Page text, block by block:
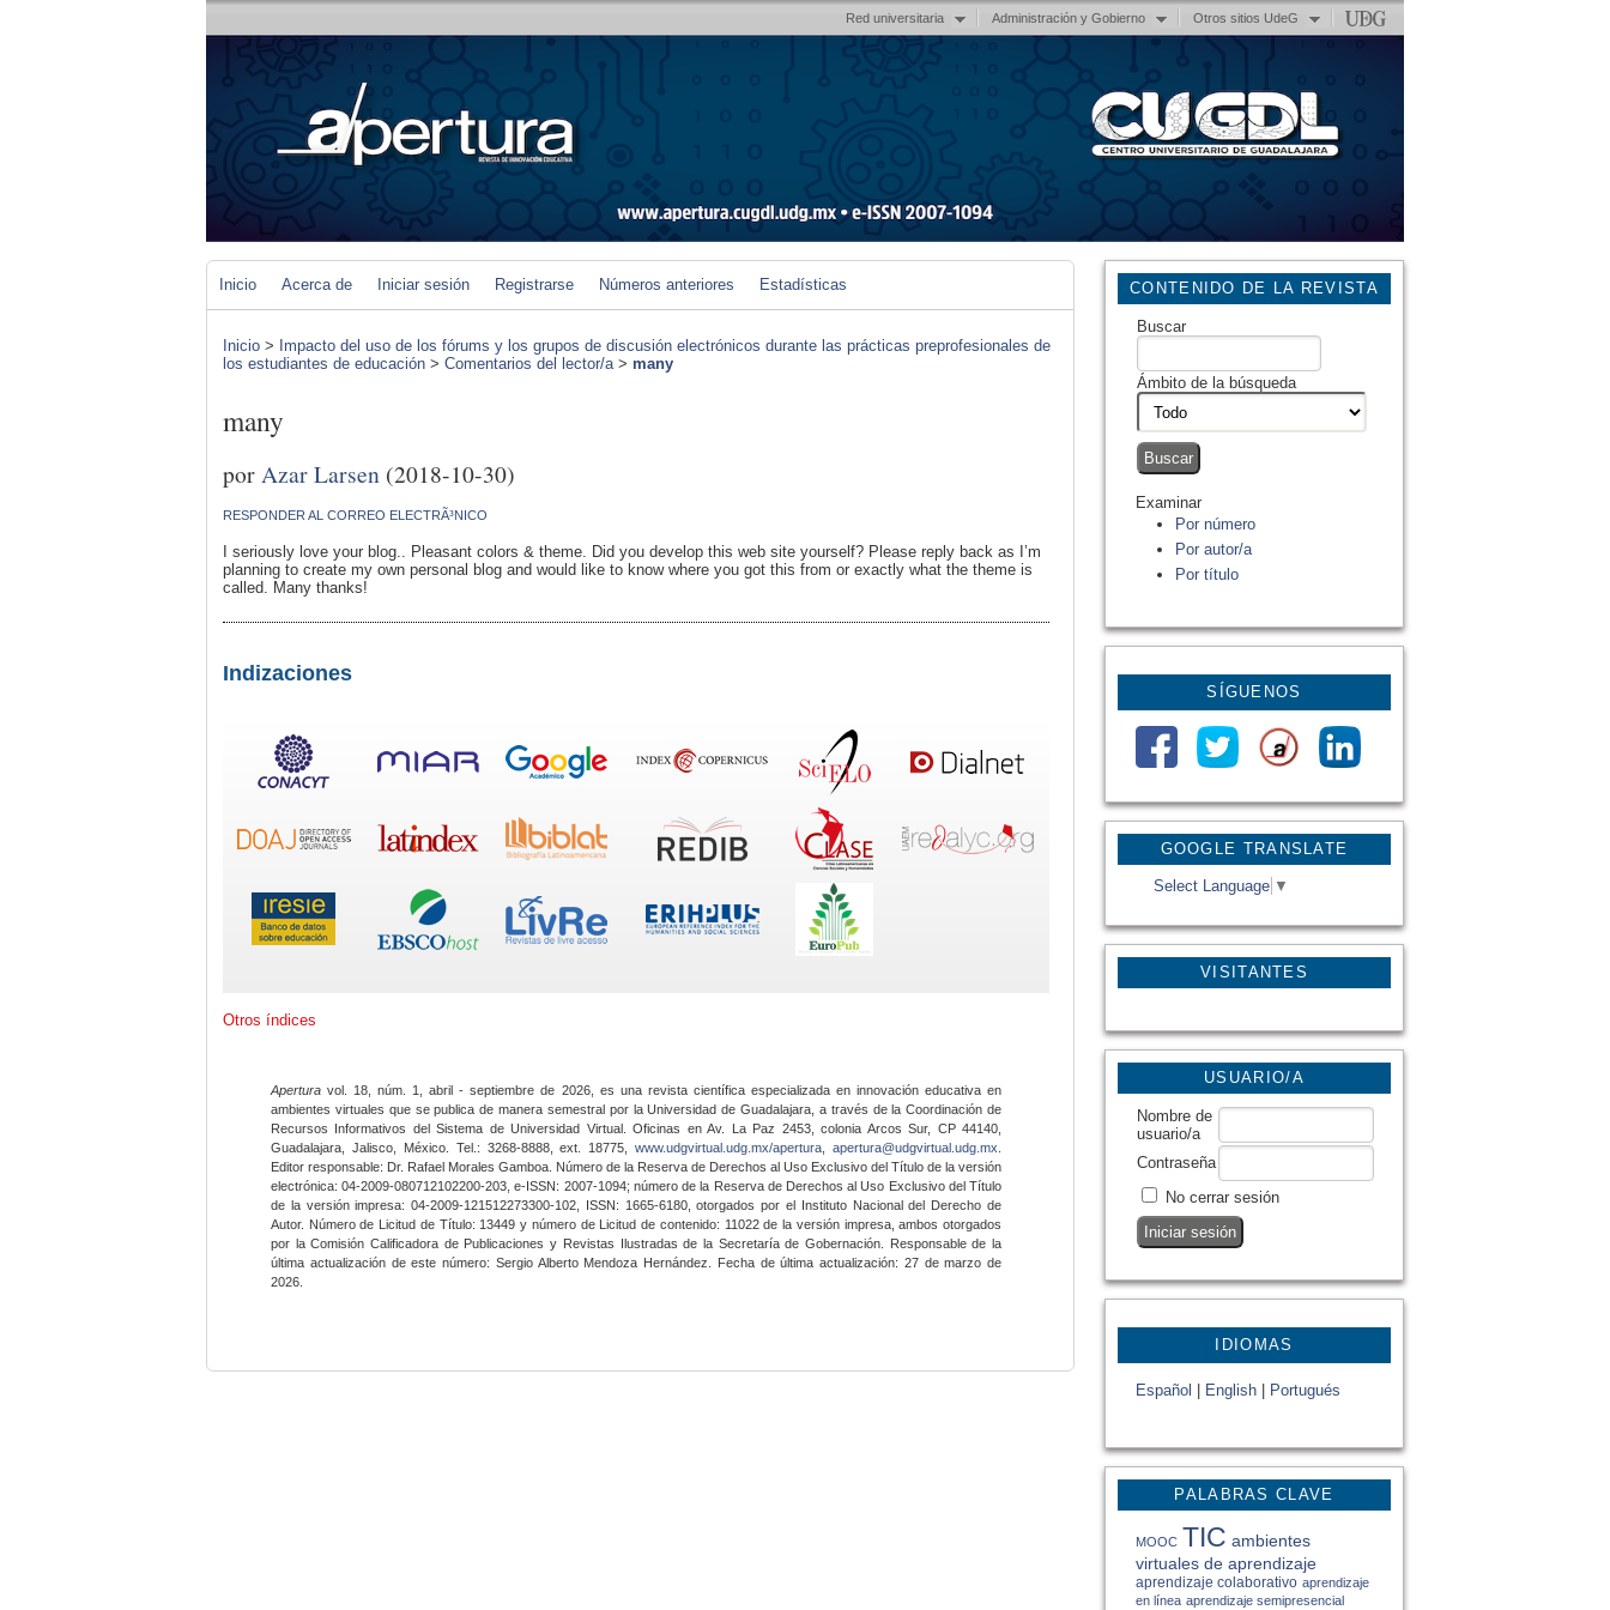
Red universitaria Administración y Gobierno Otros sitios UdeG
GOOGLE TRANSLATE
Select Language ▼
VISITANTES
CONTENIDO DE LA REVISTA
Buscar
Ámbito de la búsqueda
Examinar
Por número
Por autor/a
Por título
SÍGUENOS
USUARIO/A
Nombre de
usuario/a
Contraseña
No cerrar sesión
IDIOMAS
Español English Portugués
PALABRAS CLAVE
MOOC TIC ambientes
virtuales de aprendizaje
aprendizaje colaborativo aprendizaje
en línea aprendizaje semipresencial
Inicio Acerca de Iniciar sesión Registrarse Números anteriores Estadísticas
Inicio > Impacto del uso de los fórums y los grupos de discusión electrónicos durante las prácticas preprofesionales de
los estudiantes de educación > Comentarios del lector/a> many
many
por Azar Larsen (2018-10-30)
RESPONDER AL CORREO ELECTRÃ³NICO
I seriously love your blog.. Pleasant colors & theme. Did you develop this web site yourself? Please reply back as I’m
planning to create my own personal blog and would like to know where you got this from or exactly what the theme is
called. Many thanks!
Indizaciones
Otros índices
Apertura vol. 18, núm. 1, abril - septiembre de 2026, es una revista científica especializada en innovación educativa en
ambientes virtuales que se publica de manera semestral por la Universidad de Guadalajara, a través de la Coordinación de
Recursos Informativos del Sistema de Universidad Virtual. Oficinas en Av. La Paz 2453, colonia Arcos Sur, CP 44140,
Guadalajara, Jalisco, México. Tel.: 3268-8888, ext. 18775,www.udgvirtual.udg.mx/apertura apertura@udgvirtual.udg.mx
Editor responsable: Dr. Rafael Morales Gamboa. Número de la Reserva de Derechos al Uso Exclusivo del Título de la versión
electrónica: 04-2009-080712102200-203, e-ISSN: 2007-1094; número de la Reserva de Derechos al Uso Exclusivo del Título
de la versión impresa: 04-2009-121512273300-102, ISSN: 1665-6180, otorgados por el Instituto Nacional del Derecho de
Autor. Número de Licitud de Título: 13449 y número de Licitud de contenido: 11022 de la versión impresa, ambos otorgados
por la Comisión Calificadora de Publicaciones y Revistas Ilustradas de la Secretaría de Gobernación. Responsable de la
última actualización de este número: Sergio Alberto Mendoza Hernández. Fecha de última actualización: 27 de marzo de
2026.